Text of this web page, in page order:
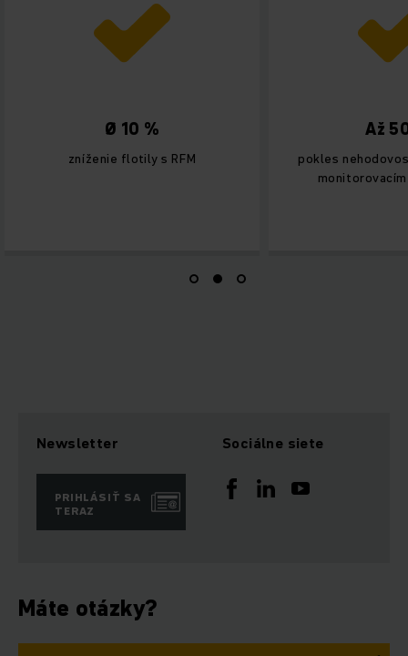
Ø 10 %
zníženie flotily s RFM
Až
pokles
Newsletter
PRIHLÁSIŤ SA
TERAZ
Sociálne siete
Máte otázky?